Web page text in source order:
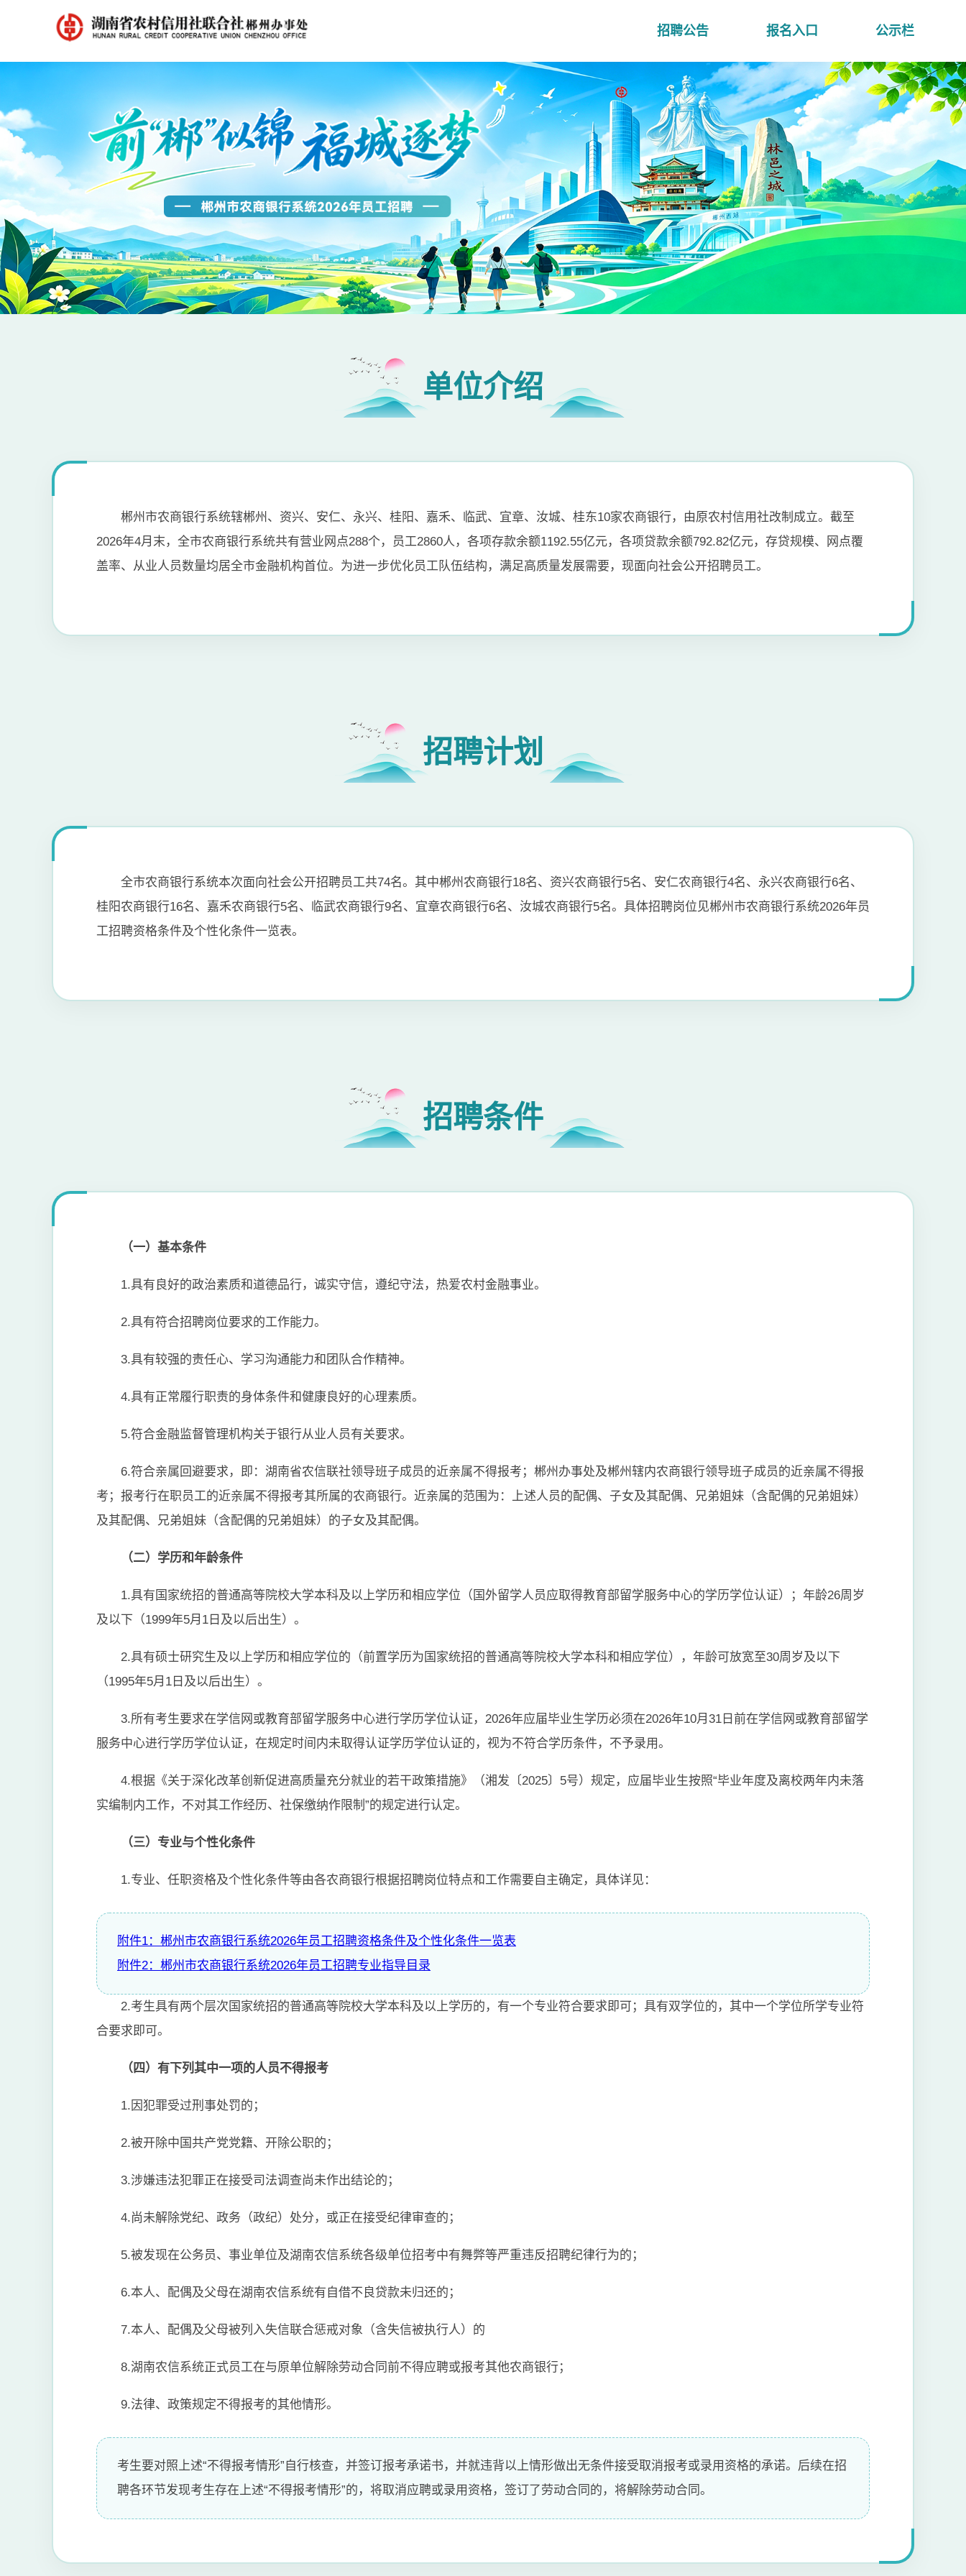
招聘公告 报名入口 公示栏
单位介绍
郴州市农商银行系统辖郴州、资兴、安仁、永兴、桂阳、嘉禾、临武、宜章、汝城、桂东10家农商银行，由原农村信用社改制成立。截至
2026年4月末，全市农商银行系统共有营业网点288个，员工2860人，各项存款余额1192.55亿元，各项贷款余额792.82亿元，存贷规模、网点覆
盖率、从业人员数量均居全市金融机构首位。为进一步优化员工队伍结构，满足高质量发展需要，现面向社会公开招聘员工。
招聘计划
全市农商银行系统本次面向社会公开招聘员工共74名。其中郴州农商银行18名、资兴农商银行5名、安仁农商银行4名、永兴农商银行6名、
桂阳农商银行16名、嘉禾农商银行5名、临武农商银行9名、宜章农商银行6名、汝城农商银行5名。具体招聘岗位见郴州市农商银行系统2026年员
工招聘资格条件及个性化条件一览表。
招聘条件
（一）基本条件
1.具有良好的政治素质和道德品行，诚实守信，遵纪守法，热爱农村金融事业。
2.具有符合招聘岗位要求的工作能力。
3.具有较强的责任心、学习沟通能力和团队合作精神。
4.具有正常履行职责的身体条件和健康良好的心理素质。
5.符合金融监督管理机构关于银行从业人员有关要求。
6.符合亲属回避要求，即：湖南省农信联社领导班子成员的近亲属不得报考；郴州办事处及郴州辖内农商银行领导班子成员的近亲属不得报
考；报考行在职员工的近亲属不得报考其所属的农商银行。近亲属的范围为：上述人员的配偶、子女及其配偶、兄弟姐妹（含配偶的兄弟姐妹）
及其配偶、兄弟姐妹（含配偶的兄弟姐妹）的子女及其配偶。
（二）学历和年龄条件
1.具有国家统招的普通高等院校大学本科及以上学历和相应学位（国外留学人员应取得教育部留学服务中心的学历学位认证）；年龄26周岁
及以下（1999年5月1日及以后出生）。
2.具有硕士研究生及以上学历和相应学位的（前置学历为国家统招的普通高等院校大学本科和相应学位），年龄可放宽至30周岁及以下
（1995年5月1日及以后出生）。
3.所有考生要求在学信网或教育部留学服务中心进行学历学位认证，2026年应届毕业生学历必须在2026年10月31日前在学信网或教育部留学
服务中心进行学历学位认证，在规定时间内未取得认证学历学位认证的，视为不符合学历条件，不予录用。
4.根据《关于深化改革创新促进高质量充分就业的若干政策措施》（湘发〔2025〕5号）规定，应届毕业生按照“毕业年度及离校两年内未落
实编制内工作，不对其工作经历、社保缴纳作限制”的规定进行认定。
（三）专业与个性化条件
1.专业、任职资格及个性化条件等由各农商银行根据招聘岗位特点和工作需要自主确定，具体详见：
附件1：郴州市农商银行系统2026年员工招聘资格条件及个性化条件一览表
附件2：郴州市农商银行系统2026年员工招聘专业指导目录
2.考生具有两个层次国家统招的普通高等院校大学本科及以上学历的，有一个专业符合要求即可；具有双学位的，其中一个学位所学专业符
合要求即可。
（四）有下列其中一项的人员不得报考
1.因犯罪受过刑事处罚的；
2.被开除中国共产党党籍、开除公职的；
3.涉嫌违法犯罪正在接受司法调查尚未作出结论的；
4.尚未解除党纪、政务（政纪）处分，或正在接受纪律审查的；
5.被发现在公务员、事业单位及湖南农信系统各级单位招考中有舞弊等严重违反招聘纪律行为的；
6.本人、配偶及父母在湖南农信系统有自借不良贷款未归还的；
7.本人、配偶及父母被列入失信联合惩戒对象（含失信被执行人）的
8.湖南农信系统正式员工在与原单位解除劳动合同前不得应聘或报考其他农商银行；
9.法律、政策规定不得报考的其他情形。
考生要对照上述“不得报考情形”自行核查，并签订报考承诺书，并就违背以上情形做出无条件接受取消报考或录用资格的承诺。后续在招
聘各环节发现考生存在上述“不得报考情形”的，将取消应聘或录用资格，签订了劳动合同的，将解除劳动合同。